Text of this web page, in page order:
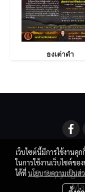
ธงเต่าดำ
@
เว็บไซต์นี้มีการใช้งาน
ในการใช้งานเว็บไซต์ข
ได้ที่นโยบายความเป็นส่